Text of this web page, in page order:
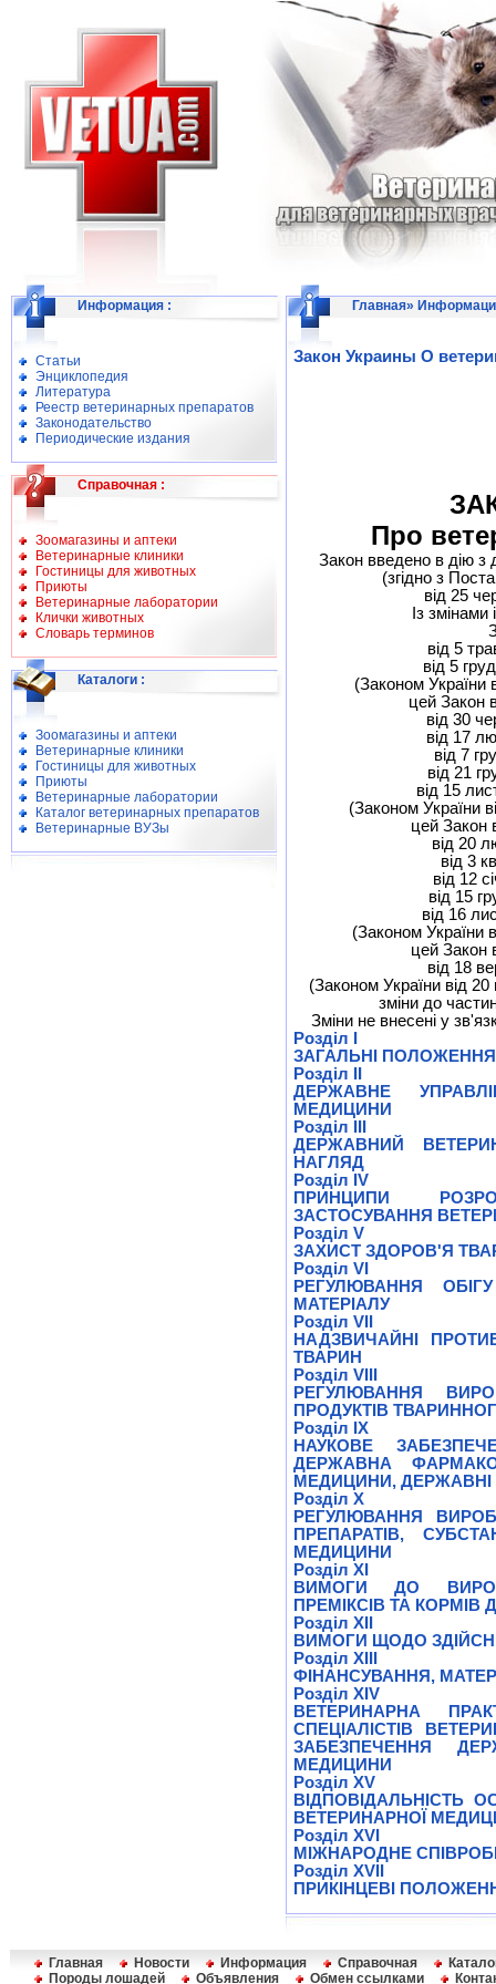
Информация :
Статьи
Энциклопедия
Литература
Реестр ветеринарных препаратов
Законодательство
Периодические издания
Справочная :
Зоомагазины и аптеки
Ветеринарные клиники
Гостиницы для животных
Приюты
Ветеринарные лаборатории
Клички животных
Словарь терминов
Каталоги :
Зоомагазины и аптеки
Ветеринарные клиники
Гостиницы для животных
Приюты
Ветеринарные лаборатории
Каталог ветеринарных препаратов
Ветеринарные ВУЗы
Главная»
Закон Украины О
Про
Закон введено в дію з
(згідно з
від 25
Із
від 5
від 5
(Законом України
цей Закон
від 30
від 17
від 7
від 21
від 15
(Законом України
цей Закон
від 20
від 3
від 12
від 15
від 16
(Законом України
цей Закон
від 18
(Законом України від
зміни до
Зміни не внесені у
Розділ I
ЗАГАЛЬНІ ПОЛОЖЕННЯ
Розділ II
ДЕРЖАВНЕ
МЕДИЦИНИ
Розділ III
ДЕРЖАВНИЙ
НАГЛЯД
Розділ IV
ПРИНЦИПИ
ЗАСТОСУВАННЯ
Розділ V
ЗАХИСТ ЗДОРОВ'Я
Розділ VI
РЕГУЛЮВАННЯ
МАТЕРІАЛУ
Розділ VII
НАДЗВИЧАЙНІ
ТВАРИН
Розділ VIII
РЕГУЛЮВАННЯ
ПРОДУКТІВ
Розділ IX
НАУКОВЕ
ДЕРЖАВНА
МЕДИЦИНИ, ДЕРЖАВНІ
Розділ X
РЕГУЛЮВАННЯ
ПРЕПАРАТІВ,
МЕДИЦИНИ
Розділ XI
ВИМОГИ ДО
ПРЕМІКСІВ ТА КОРМІВ
Розділ XII
ВИМОГИ ЩОДО
Розділ XIII
ФІНАНСУВАННЯ,
Розділ XIV
ВЕТЕРИНАРНА
СПЕЦІАЛІСТІВ
ЗАБЕЗПЕЧЕННЯ
МЕДИЦИНИ
Розділ XV
ВІДПОВІДАЛЬНІСТЬ
ВЕТЕРИНАРНОЇ
Розділ XVI
МІЖНАРОДНЕ
Розділ XVII
ПРИКІНЦЕВІ
Главная Новости Информация Справочная
Породы лошадей
Объявления Обмен ссылками